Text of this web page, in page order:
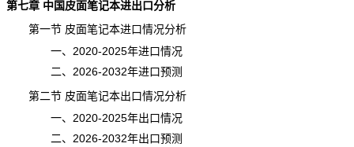
第七章 中国皮面笔记本进出口分析
第一节 皮面笔记本进口情况分析
一、2020-2025年进口情况
二、2026-2032年进口预测
第二节 皮面笔记本出口情况分析
一、2020-2025年出口情况
二、2026-2032年出口预测